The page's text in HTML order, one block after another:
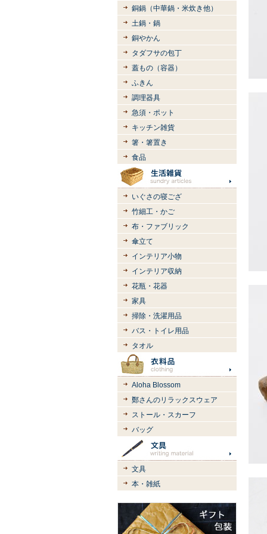
銅鍋（中華鍋・米炊き他）
土鍋・鍋
銅やかん
タダフサの包丁
蓋もの（容器）
ふきん
調理器具
急須・ポット
キッチン雑貨
箸・箸置き
食品
いぐさの寝ござ
竹細工・かご
布・ファブリック
傘立て
インテリア小物
インテリア収納
花瓶・花器
家具
掃除・洗濯用品
バス・トイレ用品
タオル
Aloha Blossom
鄭さんのリラックスウェア
ストール・スカーフ
バッグ
文具
本・雑紙